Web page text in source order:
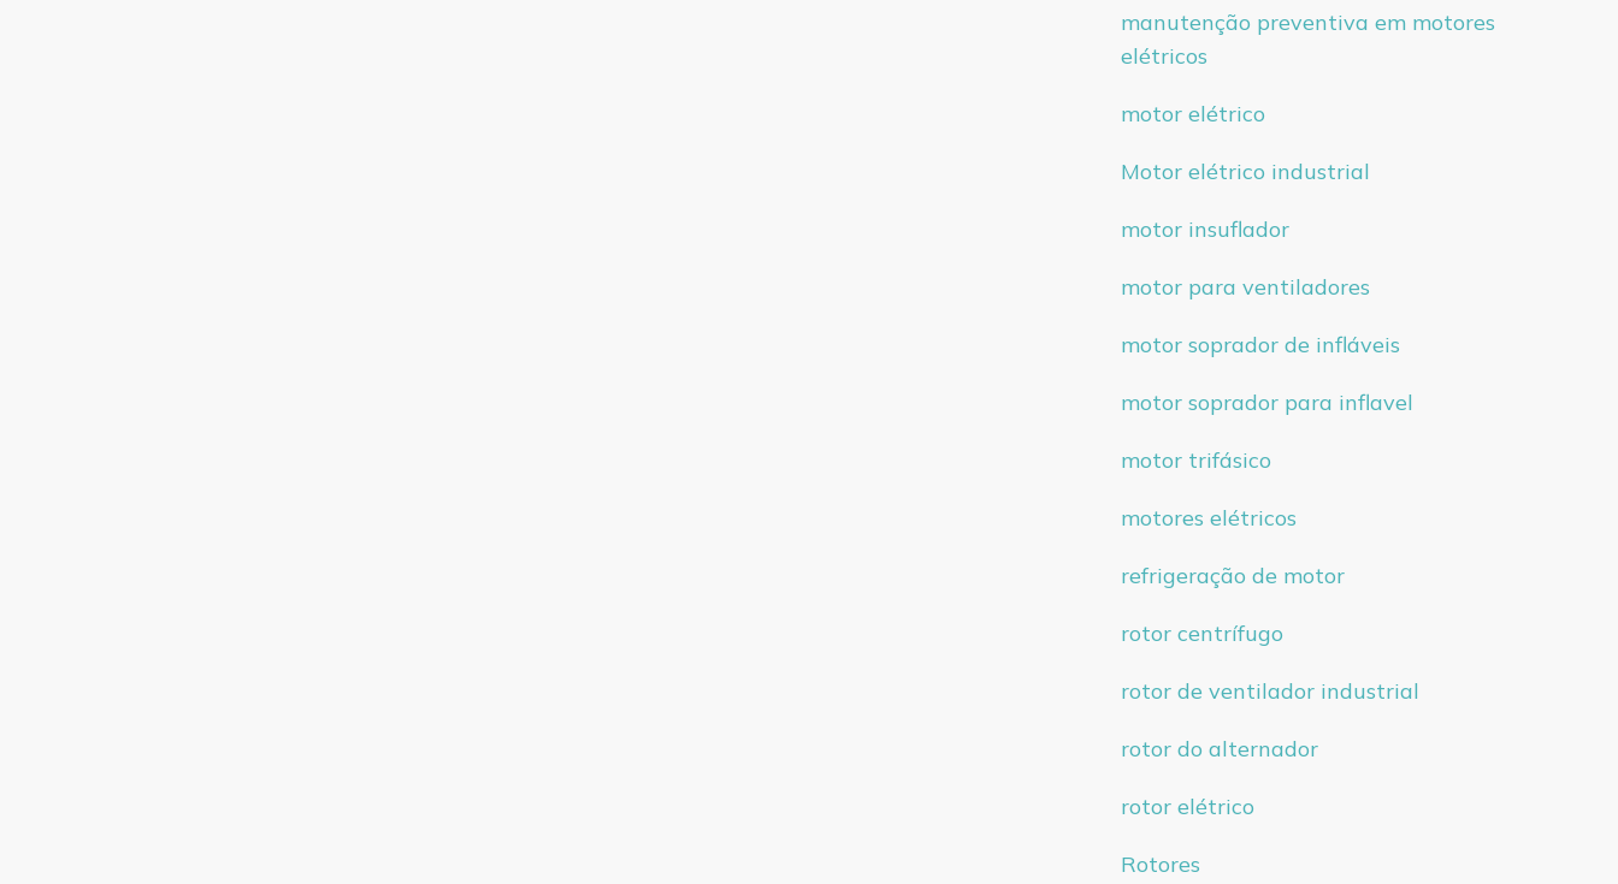
manutenção preventiva em motores
elétricos
motor elétrico
Motor elétrico industrial
motor insuflador
motor para ventiladores
motor soprador de infláveis
motor soprador para inflavel
motor trifásico
motores elétricos
refrigeração de motor
rotor centrífugo
rotor de ventilador industrial
rotor do alternador
rotor elétrico
Rotores